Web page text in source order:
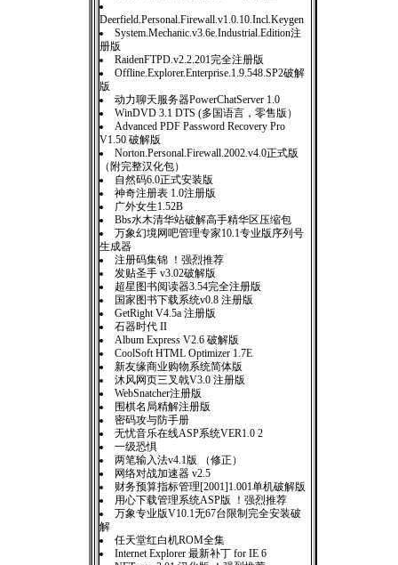
Deerfield.Personal.Firewall.v1.0.10.Incl.Keygen
System.Mechanic.v3.6e.Industrial.Edition注
册版
RaidenFTPD.v2.2.201完全注册版
Offline.Explorer.Enterprise.1.9.548.SP2破解
版
动力聊天服务器PowerChatServer 1.0
WinDVD 3.1 DTS (多国语言，零售版）
Advanced PDF Password Recovery Pro
V1.50 破解版
Norton.Personal.Firewall.2002.v4.0正式版
（附完整汉化包）
自然码6.0正式安装版
神奇注册表 1.0注册版
广外女生1.52B
Bbs水木清华站破解高手精华区压缩包
万象幻境网吧管理专家10.1专业版序列号
生成器
注册码集锦 ！强烈推荐
发贴圣手 v3.02破解版
超星图书阅读器3.54完全注册版
国家图书下载系统v0.8 注册版
GetRight V4.5a 注册版
石器时代 II
Album Express V2.6 破解版
CoolSoft HTML Optimizer 1.7E
新友缘商业购物系统简体版
沐风网页三叉戟V3.0 注册版
WebSnatcher注册版
围棋名局精解注册版
密码攻与防手册
无忧音乐在线ASP系统VER1.0 2
一级恐惧
两笔输入法v4.1版 （修正）
网络对战加速器 v2.5
财务预算指标管理[2001]1.001单机破解版
用心下载管理系统ASP版 ！强烈推荐
万象专业版V10.1无67台限制完全安装破
解
任天堂红白机ROM全集
Internet Explorer 最新补丁 for IE 6